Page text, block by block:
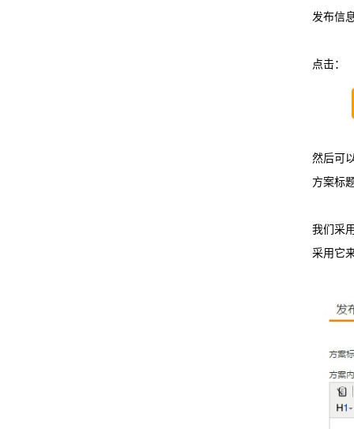
发布信
点击：
然后可
方案标
我们采
采用它